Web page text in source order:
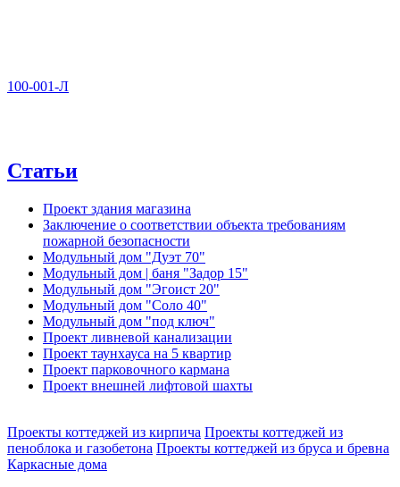
100-001-Л
Статьи
Проект здания магазина
Заключение о соответствии объекта требованиям
пожарной безопасности
Модульный дом "Дуэт 70"
Модульный дом | баня "Задор 15"
Модульный дом "Эгоист 20"
Модульный дом "Соло 40"
Модульный дом "под ключ"
Проект ливневой канализации
Проект таунхауса на 5 квартир
Проект парковочного кармана
Проект внешней лифтовой шахты
Проекты коттеджей из кирпича Проекты коттеджей из
пеноблока и газобетона Проекты коттеджей из бруса и бревна
Каркасные дома